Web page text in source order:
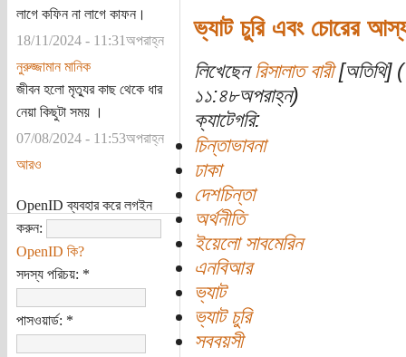
লাগে কফিন না লাগে কাফন।
18/11/2024 - 11:31অপরাহ্ন
নুরুজ্জামান মানিক
জীবন হলো মৃত্যুর কাছ থেকে ধার
নেয়া কিছুটা সময় ।
07/08/2024 - 11:53অপরাহ্ন
আরও
OpenID ব্যবহার করে লগইন
করুন:
OpenID কি?
সদস্য পরিচয়: *
পাসওয়ার্ড: *
ভ্যাট চুরি এবং চোরের
লিখেছেন রিসালাত বারী[অতিথি]
১১:৪৮অপরাহ্ন)
ক্যাটেগরি:
চিন্তাভাবনা
ঢাকা
দেশচিন্তা
অর্থনীতি
ইয়েলো সাবমেরিন
এনবিআর
ভ্যাট
ভ্যাট চুরি
সববয়সী